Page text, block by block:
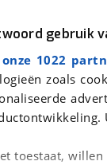
gebruik
onze 1022
zoals
toestaat, willen
Fiets Motor
je